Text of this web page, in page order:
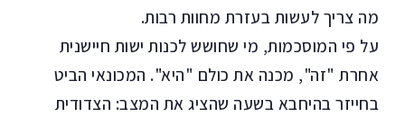
מה צריך לעשות בעזרת מחוות רבות.
על פי המוסכמות, מי שחושש לכנות ישות חיישנית
אחרת "זה", מכנה את כולם "היא". המכונאי הביט
בחייזר בהיחבא בשעה שהציג את המצב: הצדודית